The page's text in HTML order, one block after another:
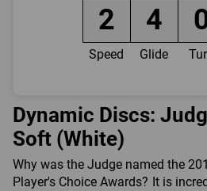
2 4
Speed Glide
Dynamic Discs:
Soft (White)
Why was the Judge named the
Player's Choice Awards? It is